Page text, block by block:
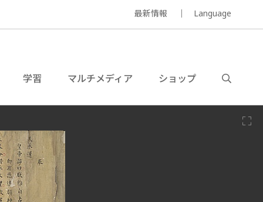
最新情報 Language
学習 マルチメディア ショップ